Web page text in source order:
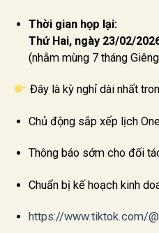
Thời gian họp lại:
Thứ Hai, ngày 23/02/
(nhằm mùng 7 tháng
Đây là kỳ nghỉ dài nhất
Chủ động sắp xếp lịch
Thông báo sớm cho đối
Chuẩn bị kế hoạch kinh
https://www.tiktok.com/